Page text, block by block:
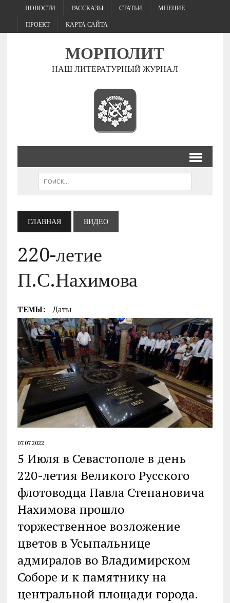
НОВОСТИ РАССКАЗЫ СТАТЬИ МНЕНИЕ
ПРОЕКТ КАРТА САЙТА
МОРПОЛИТ
НАШ ЛИТЕРАТУРНЫЙ ЖУРНАЛ
ГЛАВНАЯ ВИДЕО
220-летие
П.С.Нахимова
ТЕМЫ: Даты
07.07.2022
5 Июля в Севастополе в день
220-летия Великого Русского
флотоводца Павла Степановича
Нахимова прошло
торжественное возложение
цветов в Усыпальнице
адмиралов во Владимирском
Соборе и к памятнику на
центральной площади города.